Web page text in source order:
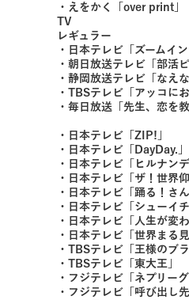
・えをかく「over print」
TV
レギュラー
・日本テレビ「ズームイン
・朝日放送テレビ「部活
・静岡放送テレビ「なえ
・TBSテレビ「アッコに
・毎日放送「先生、恋を
・日本テレビ「ZIP!」
・日本テレビ「DayDay.」
・日本テレビ「ヒルナンデ
・日本テレビ「ザ！世界
・日本テレビ「踊る！さ
・日本テレビ「シューイチ
・日本テレビ「人生が変
・日本テレビ「世界まる
・TBSテレビ「王様のブラ
・TBSテレビ「東大王」
・フジテレビ「ネプリーグ
・フジテレビ「呼び出し